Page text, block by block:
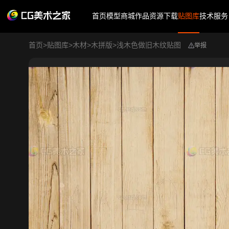
首页模型商城作品资源下载贴图库技术服务
首页>贴图库>木材>木拼版>浅木色做旧木纹贴图 举报